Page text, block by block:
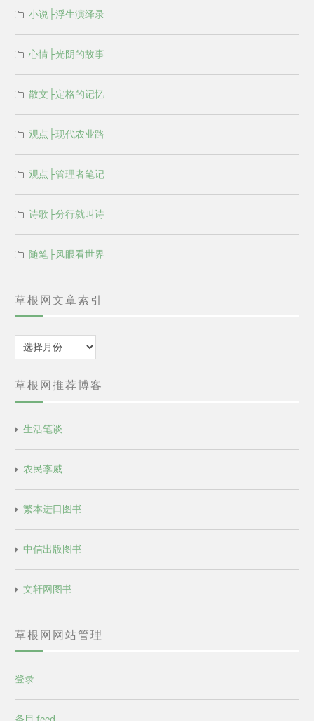
小说├浮生演绎录
心情├光阴的故事
散文├定格的记忆
观点├现代农业路
观点├管理者笔记
诗歌├分行就叫诗
随笔├风眼看世界
草根网文章索引
归
档
草根网推荐博客
生活笔谈
农民李威
繁本进口图书
中信出版图书
文轩网图书
草根网网站管理
登录